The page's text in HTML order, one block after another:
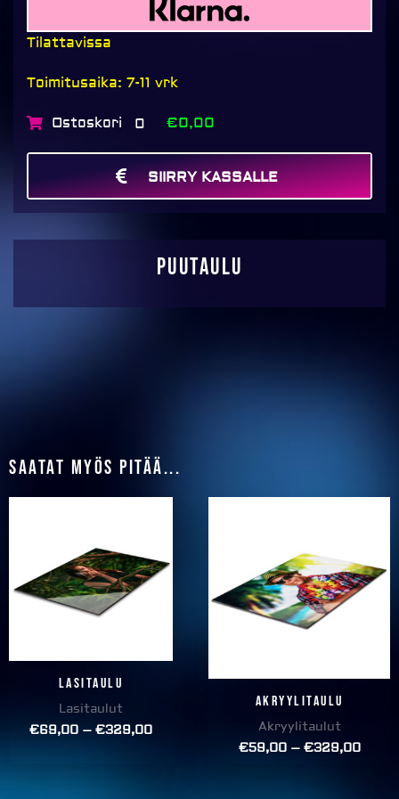
Tilattavissa
Toimitusaika: 7-11 vrk
Ostoskori 0 €0,00
SIIRRY KASSALLE
Puutaulu
Saatat myös pitää...
Lasitaulu
Lasitaulut
€69,00 – €329,00
€329,00
Akryylitaulu
Akryylitaulut
€59,00 – €329,00